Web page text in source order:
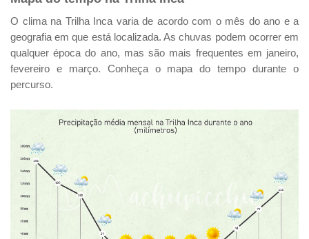
O clima na Trilha Inca varia de acordo com o mês do ano e a
geografia em que está localizada. As chuvas podem ocorrer em
qualquer época do ano, mas são mais frequentes em janeiro,
fevereiro e março. Conheça o mapa do tempo durante o
percurso.